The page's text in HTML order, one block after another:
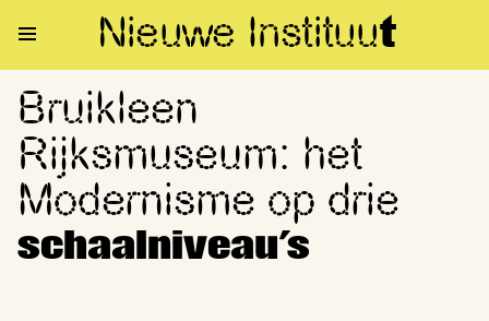
Nieuwe Instituut
Bruikleen Rijksmuseum: het
Bruikleen
Rijksmuseum: het
Modernisme op drie
schaalniveau's